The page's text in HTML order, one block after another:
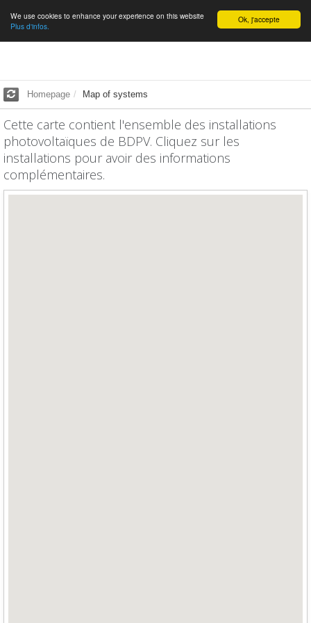
English Ok, j'accepte
We use cookies to enhance your experience on this website
Plus d'infos.
Homepage Map of systems
Cette carte contient l'ensemble des installations
photovoltaïques de BDPV. Cliquez sur les
installations pour avoir des informations
complémentaires.